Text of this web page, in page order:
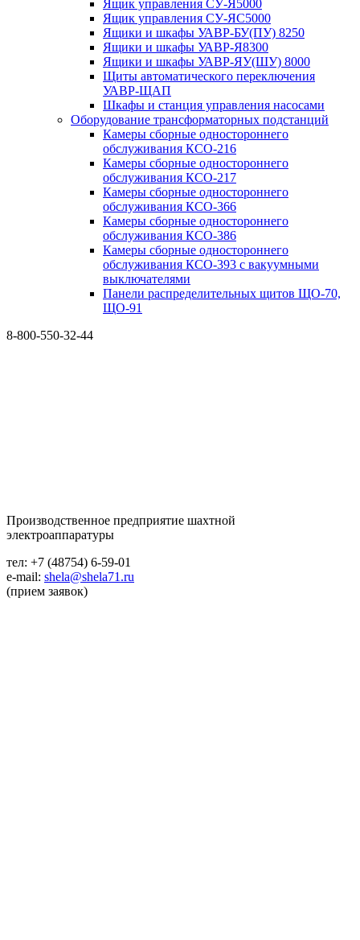
Ящик управления СУ-Я5000
Ящик управления СУ-ЯС5000
Ящики и шкафы УАВР-БУ(ПУ) 8250
Ящики и шкафы УАВР-Я8300
Ящики и шкафы УАВР-ЯУ(ШУ) 8000
Щиты автоматического переключения
УАВР-ЩАП
Шкафы и станция управления насосами
Оборудование трансформаторных подстанций
Камеры сборные одностороннего
обслуживания КСО-216
Камеры сборные одностороннего
обслуживания КСО-217
Камеры сборные одностороннего
обслуживания КСО-366
Камеры сборные одностороннего
обслуживания КСО-386
Камеры сборные одностороннего
обслуживания КСО-393 с вакуумными
выключателями
Панели распределительных щитов ЩО-70,
ЩО-91
8-800-550-32-44
Производственное предприятие шахтной
электроаппаратуры
тел: +7 (48754) 6-59-01
e-mail: shela@shela71.ru
(прием заявок)